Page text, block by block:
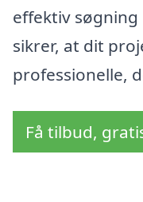
effektiv
sikrer, at dit
professionelle,
Få tilbud,